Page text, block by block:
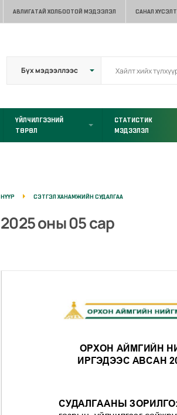
АВЛИГАТАЙ ХОЛБООТОЙ МЭДЭЭЛЭЛ САНАЛ ХҮСЭЛТ
ҮЙЛЧИЛГЭЭНИЙ
ТӨРӨЛ
СТАТИСТИК
МЭДЭЭЛЭЛ
НҮҮР СЭТГЭЛ ХАНАМЖИЙН СУДАЛГАА
2025 оны 05 сар